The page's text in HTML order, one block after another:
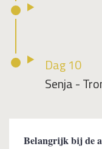
Dag 10
Senja -
Belangrijk bij de